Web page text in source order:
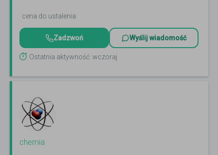
cena do ustalenia
Zadzwoń Wyślij wiadomość
Ostatnia aktywność: wczoraj
chemia